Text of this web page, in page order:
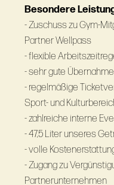
Besondere
- Zuschuss zu Gym-
Partner Wellpass
- flexible
- sehr gute
- regelmäßige
Sport- und
- zahlreiche interne
- 47,5 Liter unseres
- volle
- Zugang zu
Partnerunternehmen